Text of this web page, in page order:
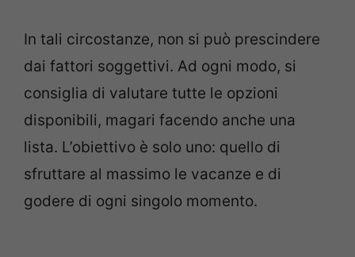
In tali circostanze, non si può prescindere
dai fattori soggettivi. Ad ogni modo, si
consiglia di valutare tutte le opzioni
disponibili, magari facendo anche una
lista. L’obiettivo è solo uno: quello di
sfruttare al massimo le vacanze e di
godere di ogni singolo momento.